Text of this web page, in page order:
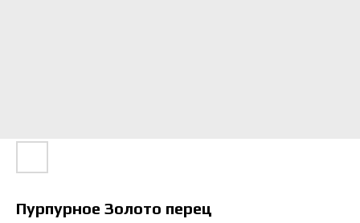
Пурпурное Золото перец